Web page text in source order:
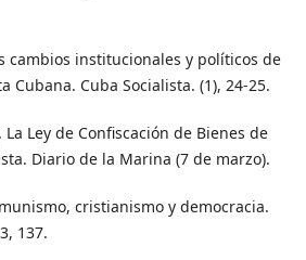
cambios institucionales y políticos de
Cubana. Cuba Socialista. (1), 24-25.
La Ley de Confiscación de Bienes de
Diario de la Marina (7 de marzo).
cristianismo y democracia.
137.